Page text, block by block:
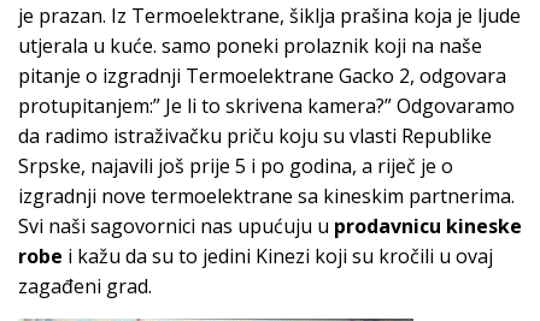
je prazan. Iz Termoelektrane, šiklja prašina koja je ljude
utjerala u kuće. samo poneki prolaznik koji na naše
pitanje o izgradnji Termoelektrane Gacko 2, odgovara
protupitanjem:” Je li to skrivena kamera?” Odgovaramo
da radimo istraživačku priču koju su vlasti Republike
Srpske, najavili još prije 5 i po godina, a riječ je o
izgradnji nove termoelektrane sa kineskim partnerima.
Svi naši sagovornici nas upućuju u prodavnicu kineske
robe i kažu da su to jedini Kinezi koji su kročili u ovaj
zagađeni grad.